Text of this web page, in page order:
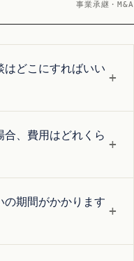
事業承継・M&A
どこにすればいい
+
、費用はどれくら
+
期間がかかります
+